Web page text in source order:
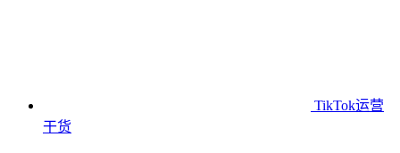
TikTok运营
干货